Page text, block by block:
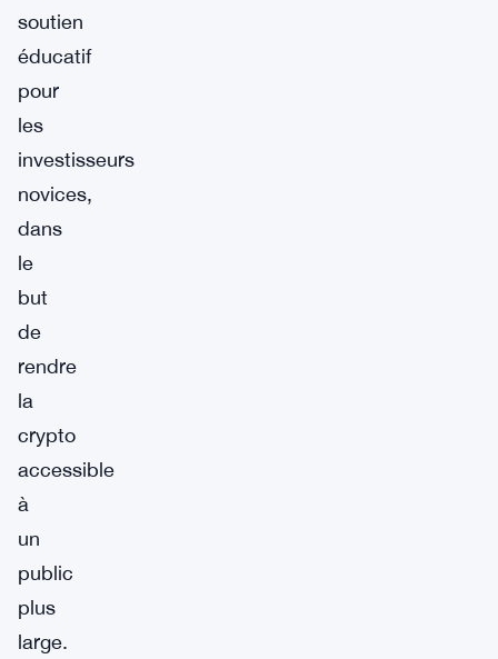
soutien
éducatif
pour
les
investisseurs
novices,
dans
le
but
de
rendre
la
crypto
accessible
à
un
public
plus
large.